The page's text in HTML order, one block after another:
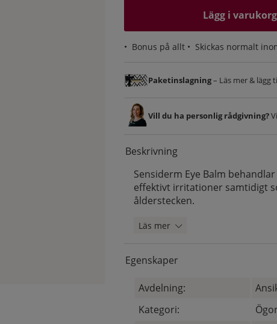
Lägg i varukorg
• Bonus på allt • Skickas normalt
Paketinslagning– Läs mer & lägg
Vill du ha personlig rådgivning?
Beskrivning
Sensiderm Eye Balm
effektivt irritationer samtidigt
ålderstecken.
Läs mer
Egenskaper
Avdelning:
Kategori: